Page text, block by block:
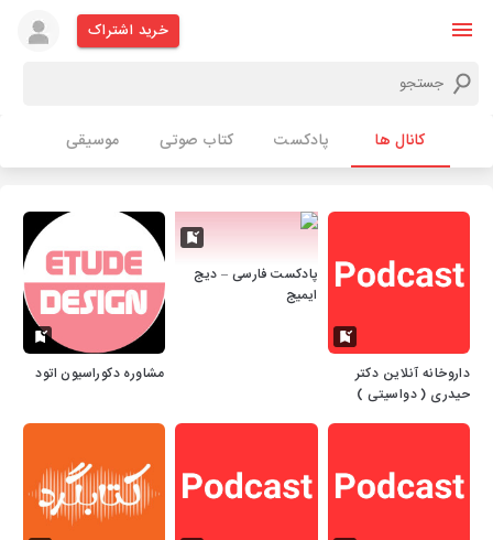
خرید اشتراک
کانال ها پادکست کتاب صوتی موسیقی
داروخانه آنلاین دکتر
حیدری ( دواسیتی )
پادکست فارسی – دیج
ایمیج
مشاوره دکوراسیون اتود